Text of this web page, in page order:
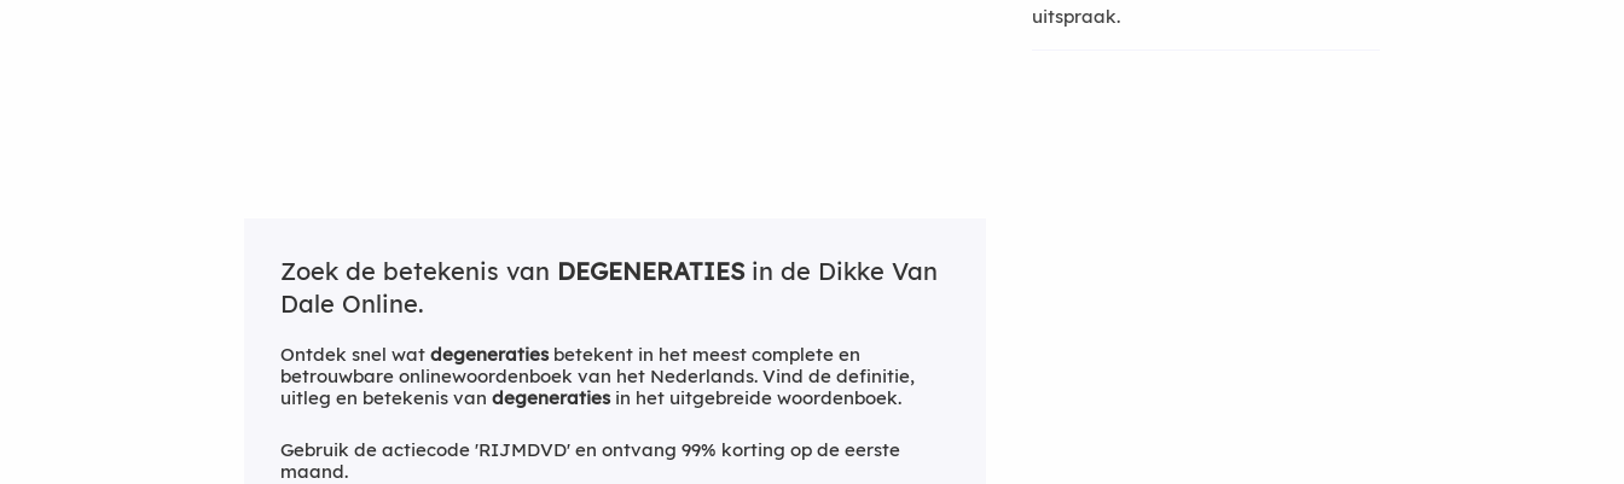
Zoek de betekenis van DEGENERATIESin de Dikke Van
Dale Online.
Ontdek snel wat degeneratiesbetekent in het meest complete en
betrouwbare onlinewoordenboek van het Nederlands. Vind de definitie,
uitleg en betekenis van degeneratiesin het uitgebreide woordenboek.
Gebruik de actiecode 'RIJMDVD' en ontvang 99% korting op de eerste
maand.
uitspraak.